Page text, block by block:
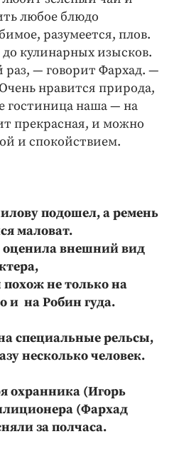
любое блюдо
разумеется, плов.
кулинарных изысков.
раз, — говорит Фархад. —
нравится природа,
гостиница наша — на
прекрасная, и можно
и спокойствием.
подошел, а ремень
маловат.
оценила внешний вид
похож не только на
и на Робин гуда.
специальные рельсы,
несколько человек.
охранника (Игорь
(Фархад
за полчаса.